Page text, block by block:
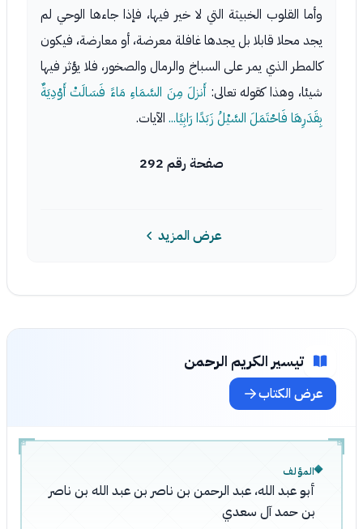
وأما القلوب الخبيثة التي لا خير فيها، فإذا جاءها الوحي لم
يجد محلا قابلا بل يجدها غافلة معرضة، أو معارضة، فيكون
كالمطر الذي يمر على السباخ والرمال والصخور، فلا يؤثر فيها
شيئا، وهذا كقوله تعالى: أَنزلَ مِنَ السَّمَاءِ مَاءً فَسَالَتْ أَوْدِيَةٌ
بِقَدَرِهَا فَاحْتَمَلَ السَّيْلُ زَبَدًا رَابِيًا... الآيات.
صفحة رقم 292
عرض المزيد
تيسير الكريم الرحمن
عرض الكتاب
المؤلف
أبو عبد الله، عبد الرحمن بن ناصر بن عبد الله بن ناصر
بن حمد آل سعدي